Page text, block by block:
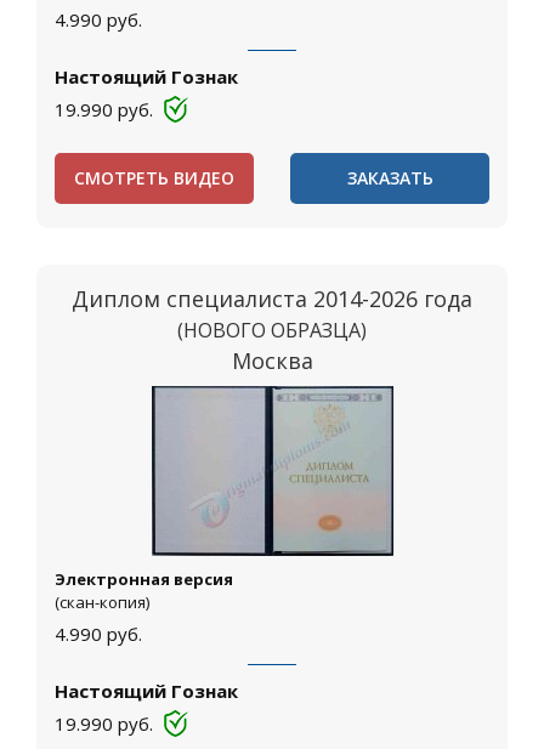
4.990 руб.
Настоящий Гознак
19.990 руб.
СМОТРЕТЬ ВИДЕО ЗАКАЗАТЬ
Диплом специалиста 2014-2026 года
(НОВОГО ОБРАЗЦА)
Москва
Электронная версия
(скан-копия)
4.990 руб.
Настоящий Гознак
19.990 руб.